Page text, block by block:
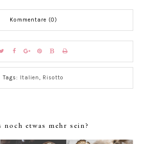
Kommentare (0)
Tags: Italien, Risotto
etwas mehr sein?